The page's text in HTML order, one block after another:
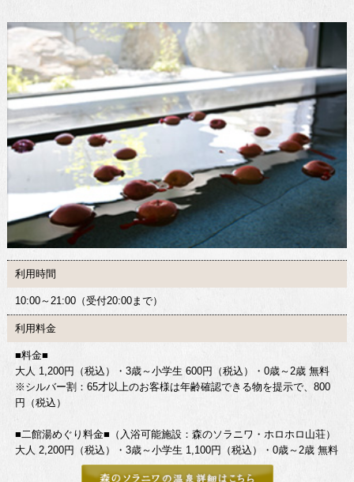
利用時間
10:00～21:00（受付20:00まで）
利用料金
■料金■
大人 1,200円（税込）・3歳～小学生 600円（税込）・0歳～2歳 無料
※シルバー割：65才以上のお客様は年齢確認できる物を提示で、800
円（税込）
■二館湯めぐり料金■（入浴可能施設：森のソラニワ・ホロホロ山荘）
大人 2,200円（税込）・3歳～小学生 1,100円（税込）・0歳～2歳 無料